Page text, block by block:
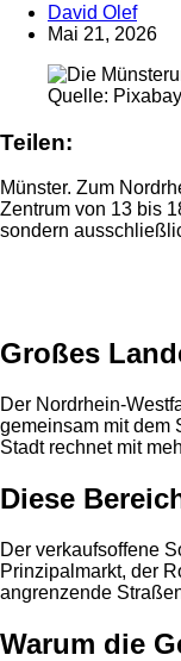
David Olef
Mai 21, 2026
Quelle:
Teilen:
Münster. Zum
Zentrum von 13 bis
sondern
Großes
Der Nordrhein-
gemeinsam mit dem
Stadt rechnet mit
Diese
Der verkaufsoffene
Prinzipalmarkt, der
angrenzende
Warum die